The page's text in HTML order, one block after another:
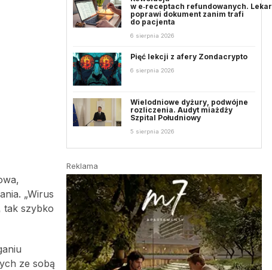
„Wirus
tak szybko
ze sobą
w e‑receptach refundowanych.
poprawi dokument zanim trafi
do pacjenta
6 sierpnia 2026
Pięć lekcji z afery Zondacrypto
6 sierpnia 2026
Wielodniowe dyżury, podwójne
rozliczenia. Audyt miażdży
Szpital Południowy
5 sierpnia 2026
Reklama